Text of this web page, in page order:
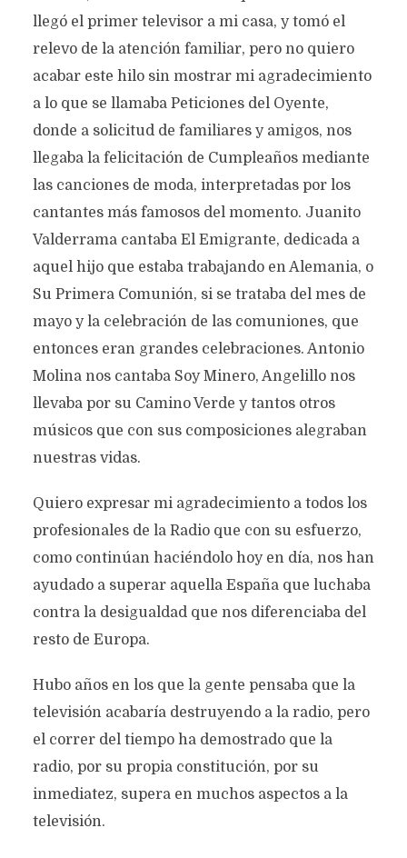
llegó el primer televisor a mi casa, y tomó el
relevo de la atención familiar, pero no quiero
acabar este hilo sin mostrar mi agradecimiento
a lo que se llamaba Peticiones del Oyente,
donde a solicitud de familiares y amigos, nos
llegaba la felicitación de Cumpleaños mediante
las canciones de moda, interpretadas por los
cantantes más famosos del momento. Juanito
Valderrama cantaba El Emigrante, dedicada a
aquel hijo que estaba trabajando en Alemania, o
Su Primera Comunión, si se trataba del mes de
mayo y la celebración de las comuniones, que
entonces eran grandes celebraciones. Antonio
Molina nos cantaba Soy Minero, Angelillo nos
llevaba por su Camino Verde y tantos otros
músicos que con sus composiciones alegraban
nuestras vidas.
Quiero expresar mi agradecimiento a todos los
profesionales de la Radio que con su esfuerzo,
como continúan haciéndolo hoy en día, nos han
ayudado a superar aquella España que luchaba
contra la desigualdad que nos diferenciaba del
resto de Europa.
Hubo años en los que la gente pensaba que la
televisión acabaría destruyendo a la radio, pero
el correr del tiempo ha demostrado que la
radio, por su propia constitución, por su
inmediatez, supera en muchos aspectos a la
televisión.